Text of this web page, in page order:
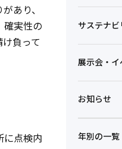
あり、
確実性の
負って
に点検内
サステナビ
展示会・イ
お知らせ
年別の一覧